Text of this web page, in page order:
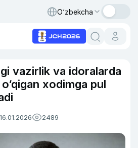
O‘zbekcha
vazirlik va idoralarda
xodimga pul
2489